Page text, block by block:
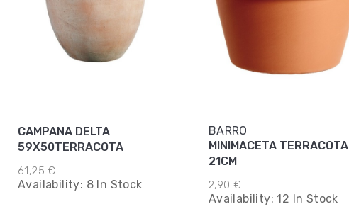
CAMPANA DELTA
59X50TERRACOTA
61,25 €
Availability: 8 In Stock
BARRO
MINIMACETA TERRACOTA
21CM
2,90 €
Availability:12 In Stock